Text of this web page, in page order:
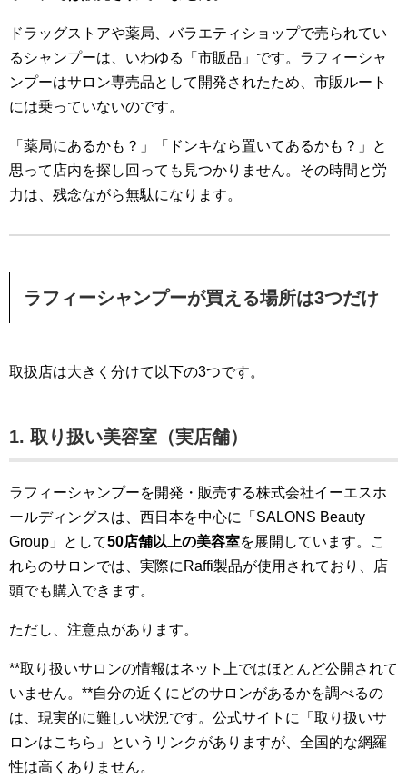
ドラッグストアや薬局、バラエティショップで売られてい
るシャンプーは、いわゆる「市販品」です。ラフィーシャ
ンプーはサロン専売品として開発されたため、市販ルート
には乗っていないのです。
「薬局にあるかも？」「ドンキなら置いてあるかも？」と
思って店内を探し回っても見つかりません。その時間と労
力は、残念ながら無駄になります。
ラフィーシャンプーが買える場所は3つだけ
取扱店は大きく分けて以下の3つです。
1. 取り扱い美容室（実店舗）
ラフィーシャンプーを開発・販売する株式会社イーエスホ
ールディングスは、西日本を中心に「SALONS Beauty
Group」として50店舗以上の美容室を展開しています。こ
れらのサロンでは、実際にRaffi製品が使用されており、店
頭でも購入できます。
ただし、注意点があります。
**取り扱いサロンの情報はネット上ではほとんど公開されて
いません。**自分の近くにどのサロンがあるかを調べるの
は、現実的に難しい状況です。公式サイトに「取り扱いサ
ロンはこちら」というリンクがありますが、全国的な網羅
性は高くありません。